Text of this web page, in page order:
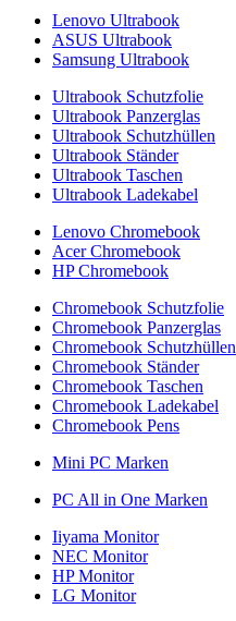
Lenovo Ultrabook
ASUS Ultrabook
Samsung Ultrabook
Ultrabook Schutzfolie
Ultrabook Panzerglas
Ultrabook Schutzhüllen
Ultrabook Ständer
Ultrabook Taschen
Ultrabook Ladekabel
Lenovo Chromebook
Acer Chromebook
HP Chromebook
Chromebook Schutzfolie
Chromebook Panzerglas
Chromebook Schutzhüllen
Chromebook Ständer
Chromebook Taschen
Chromebook Ladekabel
Chromebook Pens
Mini PC Marken
PC All in One Marken
Iiyama Monitor
NEC Monitor
HP Monitor
LG Monitor